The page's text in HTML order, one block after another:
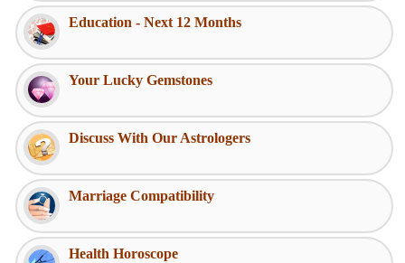
Education - Next 12 Months
Your Lucky Gemstones
Discuss With Our Astrologers
Marriage Compatibility
Health Horoscope